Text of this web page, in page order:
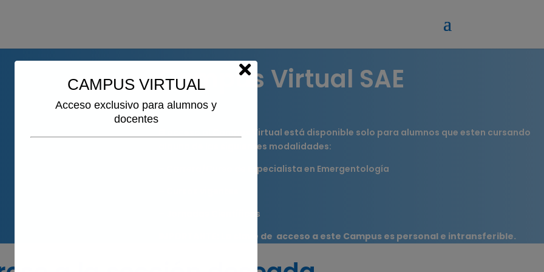
Campus Virtual SAE
El acceso al Campus Virtual está disponible solo para alumnos que esten cursando
alguna de las siguientes modalidades:
– Carrera/Curso de Especialista en Emergentología
– Jornadas Científicas
IMPORTANTE: La clave de acceso a este Campus es personal e intransferible.
CAMPUS VIRTUAL
Acceso exclusivo para alumnos y
docentes